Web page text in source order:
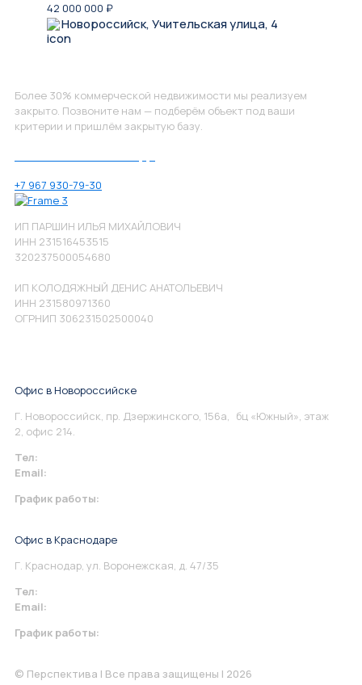
42 000 000 ₽
Новороссийск, Учительская улица, 4
Более 30% коммерческой недвижимости мы реализуем
закрыто. Позвоните нам — подберём объект под ваши
критерии и пришлём закрытую базу.
+7 967 930-79-30
ИП ПАРШИН ИЛЬЯ МИХАЙЛОВИЧ
ИНН 231516453515
320237500054680
ИП КОЛОДЯЖНЫЙ ДЕНИС АНАТОЛЬЕВИЧ
ИНН 231580971360
ОГРНИП 306231502500040
Офис в Новороссийске
Г. Новороссийск, пр. Дзержинского, 156а, бц «Южный», этаж
2, офис 214.
Тел:
Email:
График работы:
Офис в Краснодаре
Г. Краснодар, ул. Воронежская, д. 47/35
Тел:
Email:
График работы:
© Перспектива | Все права защищены | 2026